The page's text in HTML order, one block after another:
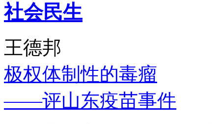
社会民生
王德邦
极权体制性的毒瘤
——评山东疫苗事件